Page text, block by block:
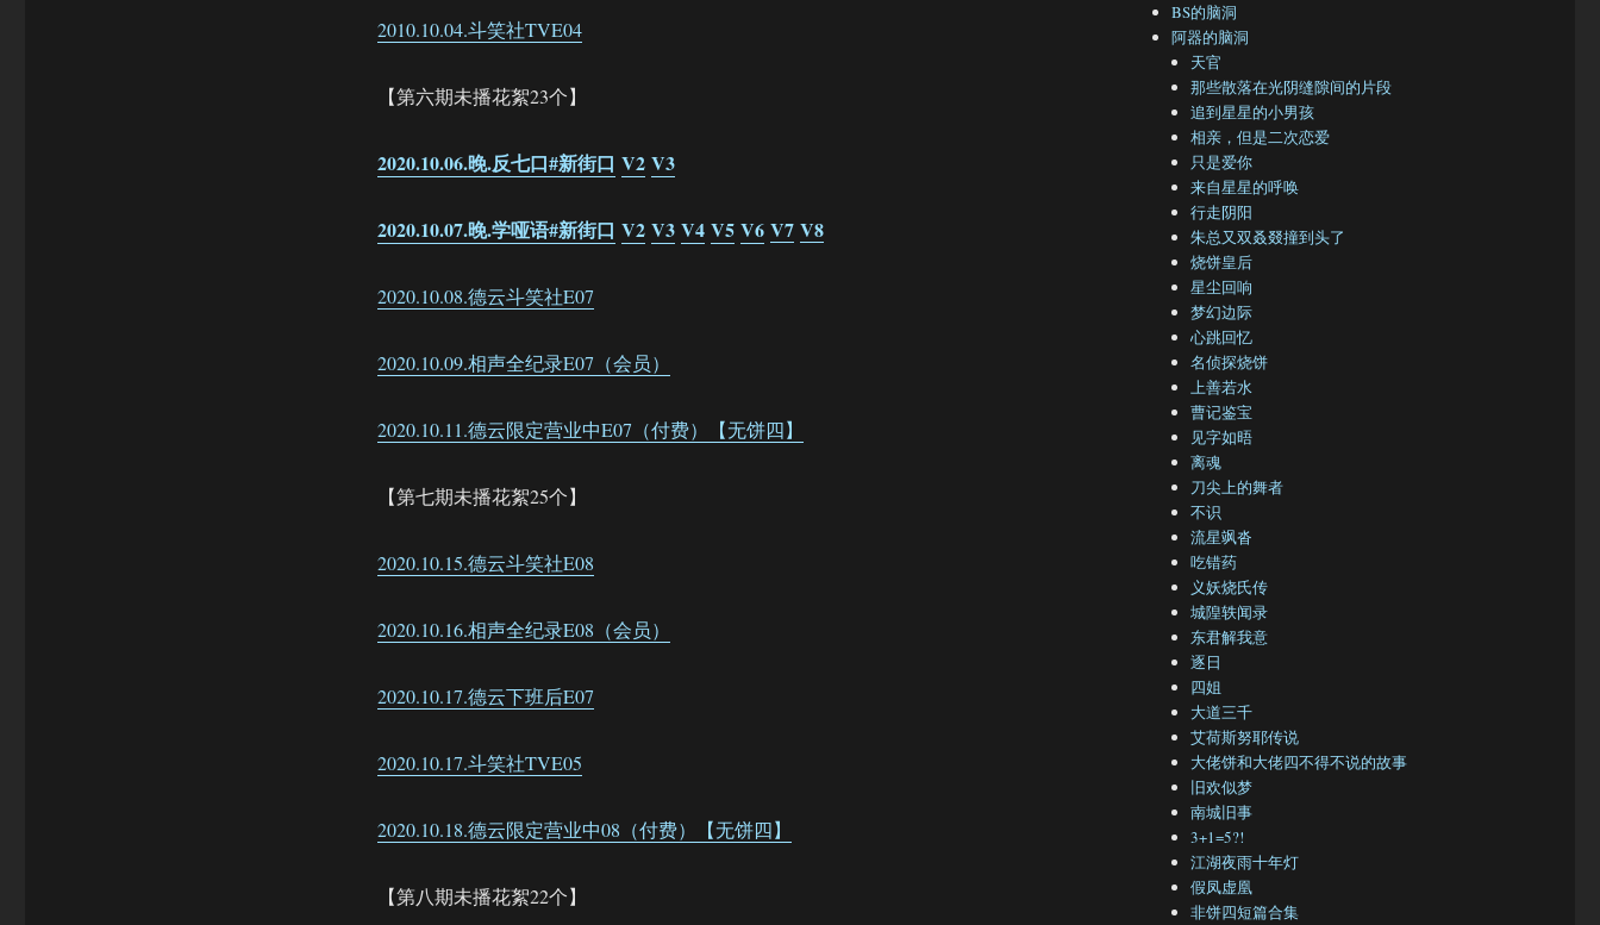
2010.10.04.斗笑社TVE04
【第六期未播花絮23个】
2020.10.06.晚.反七口#新街口 V2 V3
2020.10.07.晚.学哑语#新街口 V2 V3 V4 V5 V6 V7 V8
2020.10.08.德云斗笑社E07
2020.10.09.相声全纪录E07（会员）
2020.10.11.德云限定营业中E07（付费）【无饼四】
【第七期未播花絮25个】
2020.10.15.德云斗笑社E08
2020.10.16.相声全纪录E08（会员）
2020.10.17.德云下班后E07
2020.10.17.斗笑社TVE05
2020.10.18.德云限定营业中08（付费）【无饼四】
【第八期未播花絮22个】
BS的脑洞
阿器的脑洞
天官
那些散落在光阴缝隙间的片段
追到星星的小男孩
相亲，但是二次恋爱
只是爱你
来自星星的呼唤
行走阴阳
朱总又双叒叕撞到头了
烧饼皇后
星尘回响
梦幻边际
心跳回忆
名侦探烧饼
上善若水
曹记鉴宝
见字如晤
离魂
刀尖上的舞者
不识
流星飒沓
吃错药
义妖烧氏传
城隍轶闻录
东君解我意
逐日
四姐
大道三千
艾荷斯努耶传说
大佬饼和大佬四不得不说的故事
旧欢似梦
南城旧事
3+1=5?!
江湖夜雨十年灯
假凤虚凰
非饼四短篇合集